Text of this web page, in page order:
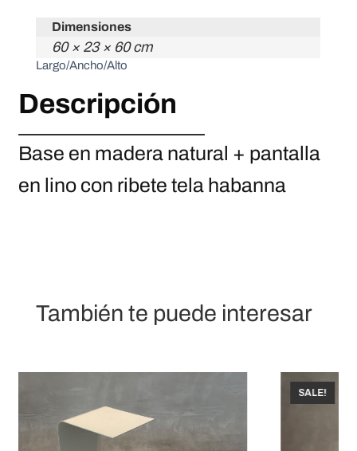
Dimensiones
60 × 23 × 60 cm
Largo/Ancho/Alto
Descripción
Base en madera natural + pantalla
en lino con ribete tela habanna
También te puede interesar